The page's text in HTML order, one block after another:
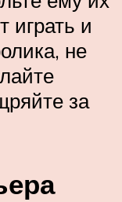
играть и
не
за